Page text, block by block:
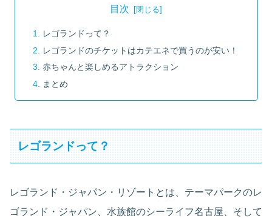
目次
レゴランドって？
レゴランドのチケットはカテエネで買うのが安い！
赤ちゃんと楽しめるアトラクション
まとめ
レゴランドって？
レゴランド・ジャパン・リゾートとは、テーマパークのレ
ゴランド・ジャパン、水族館のシーライフ名古屋、そして